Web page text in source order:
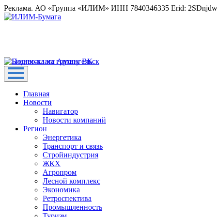
Реклама. АО «Группа «ИЛИМ» ИНН 7840346335 Erid:
Главная
Новости
Навигатор
Новости компаний
Регион
Энергетика
Транспорт и связь
Стройиндустрия
ЖКХ
Агропром
Лесной комплекс
Экономика
Ретроспектива
Промышленность